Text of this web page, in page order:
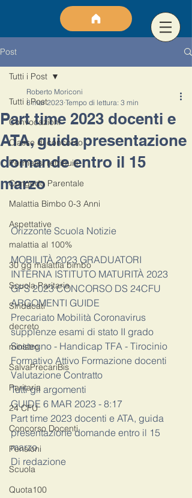
Post
Tutti i Post
Convocazioni
Classe di concorso
Permessi retribuiti
Congedo Parentale
Malattia Bimbo 0-3 Anni
Aspettative
malattia al 100%
30 gg malattia bimbo
Scuola Paritaria
Sindacati
decreto
ministro
SalvaPrecariBis
Paritaria
24 CFU
Concorso Docenti
Pensioni
Scuola
Quota100
Tutti i Post
Part time 2023 docenti e
ATA, guida presentazione
domande entro il 15
marzo
Roberto Moriconi
8 mar 2023 Tempo di lettura: 3 min
Orizzonte Scuola Notizie
MOBILITÀ 2023 GRADUATORI
INTERNA ISTITUTO MATURITÀ 2023
GPS 2023 CONCORSO DS 24CFU
ARGOMENTI GUIDE
Precariato Mobilità Coronavirus
supplenze esami di stato II grado
Sostegno - Handicap TFA - Tirocinio
Formativo Attivo Formazione docenti
Valutazione Contratto
Tutti gli argomenti
GUIDE 6 MAR 2023 - 8:17
Part time 2023 docenti e ATA, guida
presentazione domande entro il 15
marzo
Di redazione